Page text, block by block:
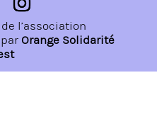
l’association
Orange Solidarité